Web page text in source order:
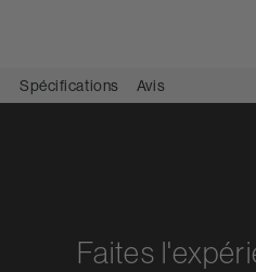
Spécifications Avis
Faites